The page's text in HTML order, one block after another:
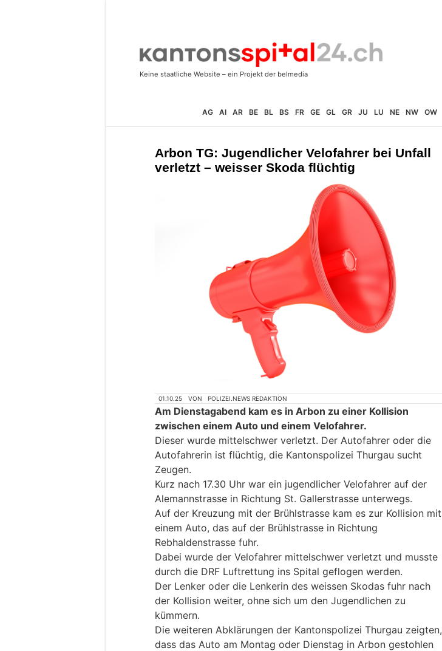
AG AI AR BE BL BS FR GE GL GR JU LU NE NW OW
Arbon TG: Jugendlicher Velofahrer bei Unfall
verletzt – weisser Skoda flüchtig
01.10.25 VON POLIZEI.NEWS REDAKTION
Am Dienstagabend kam es in Arbon zu einer Kollision
zwischen einem Auto und einem Velofahrer.
Dieser wurde mittelschwer verletzt. Der Autofahrer oder die
Autofahrerin ist flüchtig, die Kantonspolizei Thurgau sucht
Zeugen.
Kurz nach 17.30 Uhr war ein jugendlicher Velofahrer auf der
Alemannstrasse in Richtung St. Gallerstrasse unterwegs.
Auf der Kreuzung mit der Brühlstrasse kam es zur Kollision mit
einem Auto, das auf der Brühlstrasse in Richtung
Rebhaldenstrasse fuhr.
Dabei wurde der Velofahrer mittelschwer verletzt und musste
durch die DRF Luftrettung ins Spital geflogen werden.
Der Lenker oder die Lenkerin des weissen Skodas fuhr nach
der Kollision weiter, ohne sich um den Jugendlichen zu
kümmern.
Die weiteren Abklärungen der Kantonspolizei Thurgau zeigten,
dass das Auto am Montag oder Dienstag in Arbon gestohlen